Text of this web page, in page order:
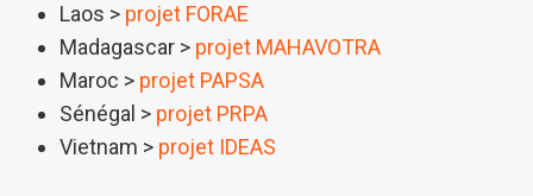
Laos > projet FORAE
Madagascar > projet MAHAVOTRA
Maroc > projet PAPSA
Sénégal > projet PRPA
Vietnam > projet IDEAS